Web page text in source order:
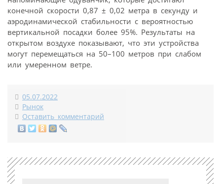
конечной скорости 0,87 ± 0,02 метра в секунду и
аэродинамической стабильности с вероятностью
вертикальной посадки более 95%. Результаты на
открытом воздухе показывают, что эти устройства
могут перемещаться на 50–100 метров при слабом
или умеренном ветре.
05.07.2022
Рынок
Оставить комментарий